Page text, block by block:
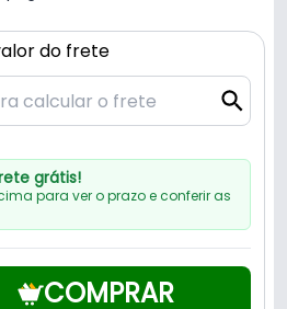
do frete
grátis!
para ver o prazo e conferir as
COMPRAR